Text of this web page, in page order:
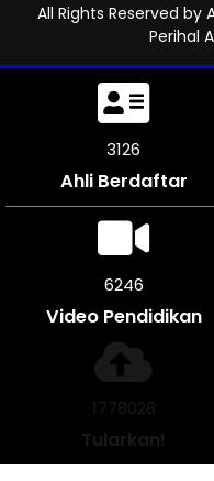
All Rights Reserved by
Perihal
3645
Ahli Berdaftar
7284
Video Pendidikan
2073512
Tularkan!